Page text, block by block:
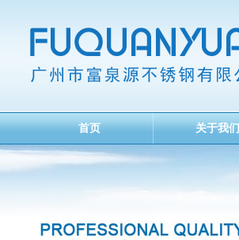
首页 关于我们